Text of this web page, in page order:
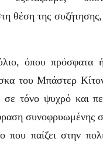
θέση της
όπου πρόσφατα
του Μπάστερ
τόνο ψυχρό και
συνοφρυωμένης
που παίζει στην